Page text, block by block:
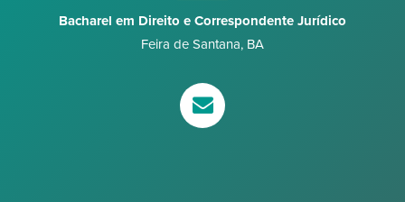
Bacharel em Direito e Correspondente Jurídico
Feira de Santana, BA